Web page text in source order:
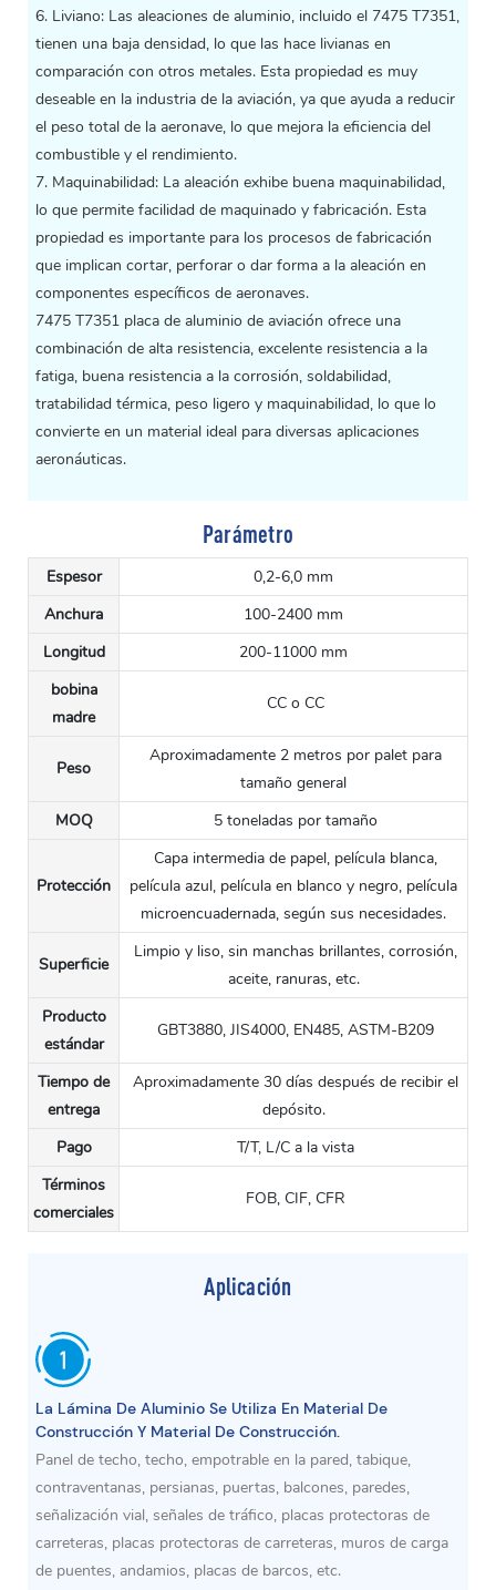
6. Liviano: Las aleaciones de aluminio, incluido el 7475 T7351,
tienen una baja densidad, lo que las hace livianas en
comparación con otros metales. Esta propiedad es muy
deseable en la industria de la aviación, ya que ayuda a reducir
el peso total de la aeronave, lo que mejora la eficiencia del
combustible y el rendimiento.
7. Maquinabilidad: La aleación exhibe buena maquinabilidad,
lo que permite facilidad de maquinado y fabricación. Esta
propiedad es importante para los procesos de fabricación
que implican cortar, perforar o dar forma a la aleación en
componentes específicos de aeronaves.
7475 T7351 placa de aluminio de aviación ofrece una
combinación de alta resistencia, excelente resistencia a la
fatiga, buena resistencia a la corrosión, soldabilidad,
tratabilidad térmica, peso ligero y maquinabilidad, lo que lo
convierte en un material ideal para diversas aplicaciones
aeronáuticas.
Parámetro
Espesor
0,2-6,0 mm
Anchura
100-2400 mm
Longitud
200-11000 mm
bobina
madre
CC o CC
Peso
Aproximadamente 2 metros por palet para
tamaño general
MOQ
5 toneladas por tamaño
Protección
Capa intermedia de papel, película blanca,
película azul, película en blanco y negro, película
microencuadernada, según sus necesidades.
Superficie
Limpio y liso, sin manchas brillantes, corrosión,
aceite, ranuras, etc.
Producto
estándar
GBT3880, JIS4000, EN485, ASTM-B209
Tiempo de
entrega
Aproximadamente 30 días después de recibir el
depósito.
Pago
T/T, L/C a la vista
Términos
comerciales
FOB, CIF, CFR
Aplicación
La Lámina De Aluminio Se Utiliza En Material De
Construcción Y Material De Construcción.
Panel de techo, techo, empotrable en la pared, tabique,
contraventanas, persianas, puertas, balcones, paredes,
señalización vial, señales de tráfico, placas protectoras de
carreteras, placas protectoras de carreteras, muros de carga
de puentes, andamios, placas de barcos, etc.